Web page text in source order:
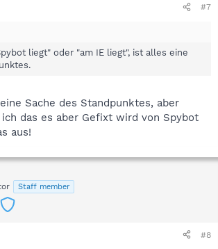
#7
liegt" oder "am IE liegt", ist alles eine
Sache des Standpunktes, aber
das es aber Gefixt wird von Spybot
aus!
Staff member
#8